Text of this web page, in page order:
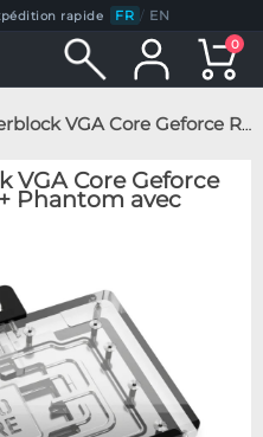
rapide FR / EN
0
RTX 5090 Gamerock + Phantom avec Plaque Arrière
VGA Core Geforce
Phantom avec